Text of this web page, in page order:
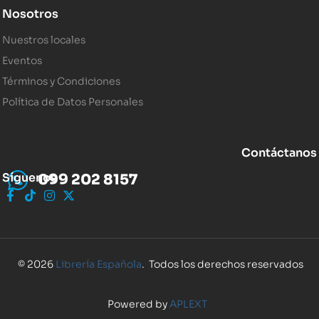
Nosotros
Nuestros locales
Eventos
Términos y Condiciones
Política de Datos Personales
Contáctanos
099 202 8157
Síguenos
© 2026 Librería Española. Todos los derechos reservados
Powered byAPLEXT